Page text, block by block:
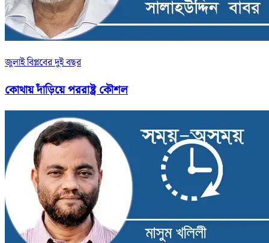
জুলাই বিপ্লবের দুই বছর
কোথায় দাঁড়িয়ে পররাষ্ট্র কৌশল